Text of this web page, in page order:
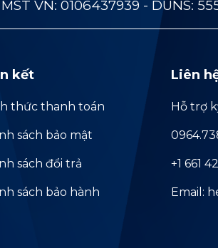
VN: 0106437939 - DUNS:
kết
thức thanh toán
sách bảo mật
sách đổi trả
sách bảo hành
Liên
Hỗ trợ
+1 661
Email: